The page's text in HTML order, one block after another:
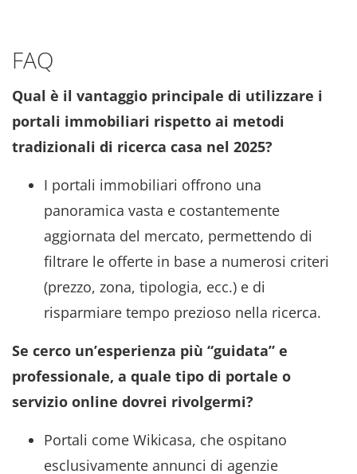
FAQ
Qual è il vantaggio principale di utilizzare i
portali immobiliari rispetto ai metodi
tradizionali di ricerca casa nel 2025?
I portali immobiliari offrono una
panoramica vasta e costantemente
aggiornata del mercato, permettendo di
filtrare le offerte in base a numerosi criteri
(prezzo, zona, tipologia, ecc.) e di
risparmiare tempo prezioso nella ricerca.
Se cerco un’esperienza più “guidata” e
professionale, a quale tipo di portale o
servizio online dovrei rivolgermi?
Portali come Wikicasa, che ospitano
esclusivamente annunci di agenzie